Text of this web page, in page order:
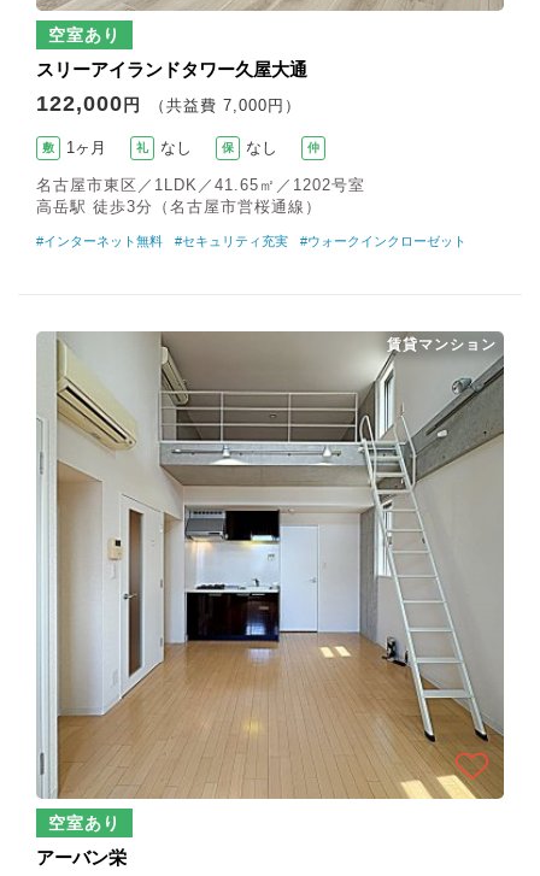
空室あり
スリーアイランドタワー久屋大通
122,000 円 （共益費 7,000円）
敷 1ヶ月 礼 なし 保 なし 仲
名古屋市東区／1LDK／41.65㎡／1202号室
高岳駅 徒歩3分（名古屋市営桜通線）
#インターネット無料 #セキュリティ充実 #ウォークインクローゼット
空室あり
アーバン栄
賃貸マンション